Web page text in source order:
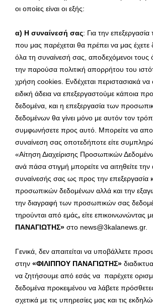
οι οποίες είναι οι εξής:
α) Η συναίνεσή σας: Για την
που μας παρέχεται θα πρέπει να μας
όλα τη συναίνεσή σας, αποδεχόμενοι τους
την παρούσα πολιτική απορρήτου του
χρήση cookies. Ενδέχεται περιστασιακά
ειδική άδεια να επεξεργαστούμε κάποια
δεδομένα, και η επεξεργασία των
δεδομένων θα γίνει μόνο με αυτόν τον
συμφωνήσετε προς αυτό. Μπορείτε να
συναίνεση σας οποτεδήποτε είτε
«Αίτηση Διαχείρισης Προσωπικών
ανά πάσα στιγμή μπορείτε να αιτηθείτε
συναίνεσής σας ως προς την επεξεργασία
προσωπικών δεδομένων αλλά και την
την διαγραφή των προσωπικών σας
τηρούνται από εμάς, είτε επικοινωνώντας
ΠΑΝΑΓΙΩΤΗΣ» στο news@3kalanews.gr.
Γενικά, δεν απαιτείται να υποβάλλετε
στην «ΦΙΛΙΠΠΟΥ ΠΑΝΑΓΙΩΤΗΣ»
να ζητήσουμε από εσάς να παρέχετε
δεδομένα προκειμένου να λάβετε
σχετικά με τις υπηρεσίες μας και τις